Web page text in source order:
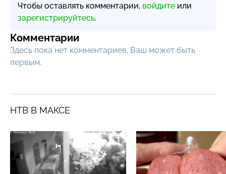
Чтобы оставлять комментарии, войдите или
зарегистрируйтесь.
Комментарии
Здесь пока нет комментариев, Ваш может быть
первым.
НТВ В МАКСЕ